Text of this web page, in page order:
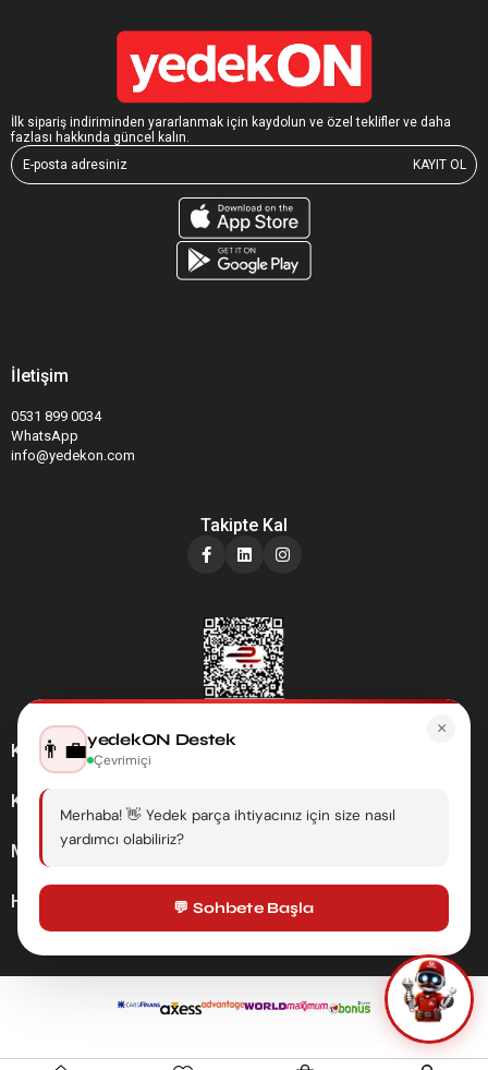
İlk sipariş indiriminden yararlanmak için kaydolun ve özel teklifler ve daha
fazlası hakkında güncel kalın.
KAYIT OL
İletişim
0531 899 0034
WhatsApp
info@yedekon.com
Takipte Kal
Kategoriler
Kurumsal
Müşteri Hizmetleri
Hesabım
×
👨‍💼yedekON Destek
Çevrimiçi
Merhaba! 👋 Yedek parça ihtiyacınız için size nasıl
yardımcı olabiliriz?
💬 Sohbete Başla